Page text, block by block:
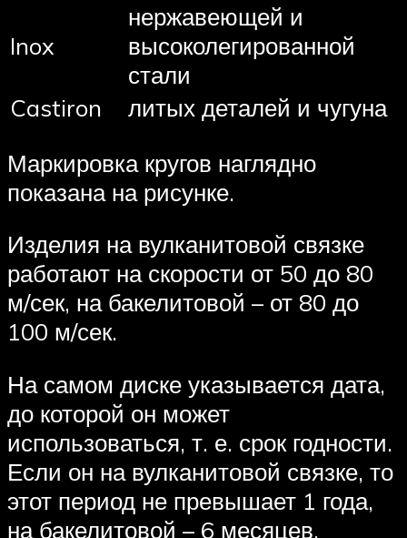
Inox
нержавеющей и
высоколегированной
стали
Castiron
литых деталей и чугуна
Маркировка кругов наглядно
показана на рисунке.
Изделия на вулканитовой связке
работают на скорости от 50 до 80
м/сек, на бакелитовой – от 80 до
100 м/сек.
На самом диске указывается дата,
до которой он может
использоваться, т. е. срок годности.
Если он на вулканитовой связке, то
этот период не превышает 1 года,
на бакелитовой – 6 месяцев.